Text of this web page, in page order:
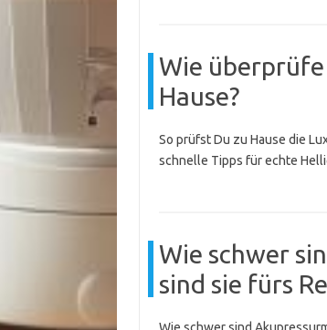
Wie überprüfe
Hause?
So prüfst Du zu Hause die
schnelle Tipps für echte
Wie schwer
sind sie fürs